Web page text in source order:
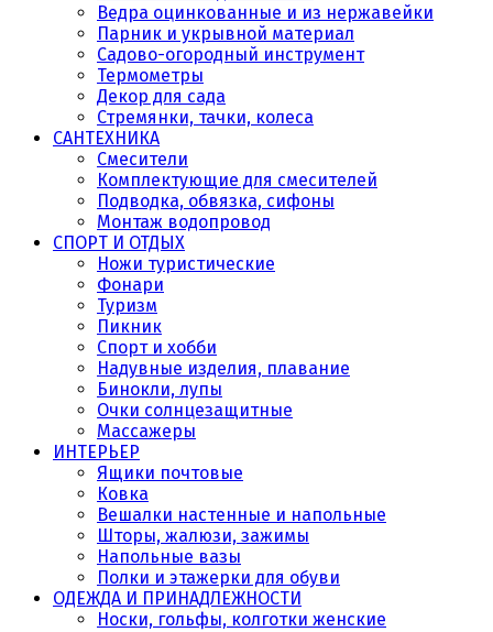
Ведра оцинкованные и из нержавейки
Парник и укрывной материал
Садово-огородный инструмент
Термометры
Декор для сада
Стремянки, тачки, колеса
САНТЕХНИКА
Смесители
Комплектующие для смесителей
Подводка, обвязка, сифоны
Монтаж водопровод
СПОРТ И ОТДЫХ
Ножи туристические
Фонари
Туризм
Пикник
Спорт и хобби
Надувные изделия, плавание
Бинокли, лупы
Очки солнцезащитные
Массажеры
ИНТЕРЬЕР
Ящики почтовые
Ковка
Вешалки настенные и напольные
Шторы, жалюзи, зажимы
Напольные вазы
Полки и этажерки для обуви
ОДЕЖДА И ПРИНАДЛЕЖНОСТИ
Носки, гольфы, колготки женские